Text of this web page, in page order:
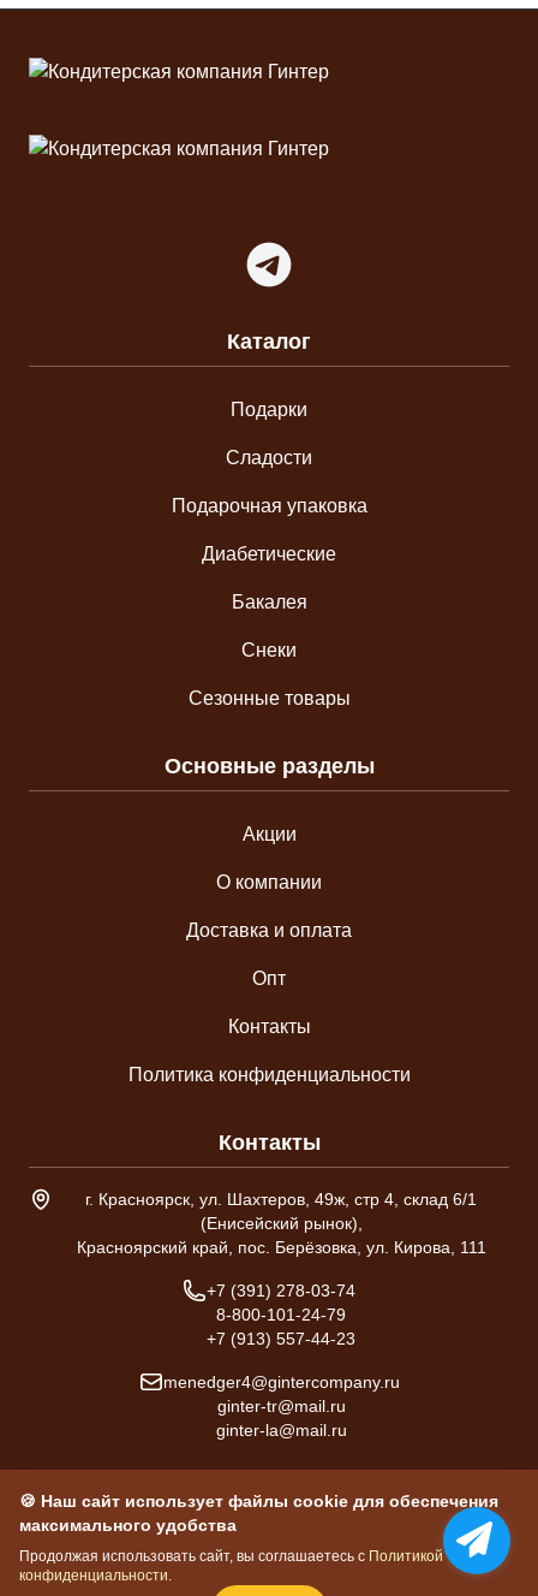
Telegram
Каталог
Подарки
Сладости
Подарочная упаковка
Диабетические
Бакалея
Снеки
Сезонные товары
Основные разделы
Акции
О компании
Доставка и оплата
Опт
Контакты
Политика конфиденциальности
Контакты
Адрес склада
г. Красноярск, ул. Шахтеров, 49ж, стр 4, склад 6/1
(Енисейский рынок),
Красноярский край, пос. Берёзовка, ул. Кирова, 111
Телефон
+7 (391) 278-03-74
8-800-101-24-79
+7 (913) 557-44-23
Email
menedger4@gintercompany.ru
ginter-tr@mail.ru
ginter-la@mail.ru
ИП Гинтер Л.А. © 2026
ИНН 246600268234
ОГРНИП 3042246615500014
🍪 Наш сайт использует файлы cookie для обеспечения
максимального удобства
Продолжая использовать сайт, вы соглашаетесь с Политикой
конфиденциальности.